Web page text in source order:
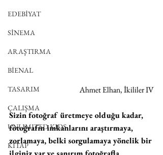
EDEBİYAT
SİNEMA
ARAŞTIRMA
BİENAL
TASARIM
ÇALIŞMA
UNLIMITED KIDS
KİTAP
Ahmet Elhan, İkililer IV
Sizin fotoğraf üretmeye olduğu kadar,
fotoğrafın imkanlarını araştırmaya,
zorlamaya, belki sorgulamaya yönelik bir